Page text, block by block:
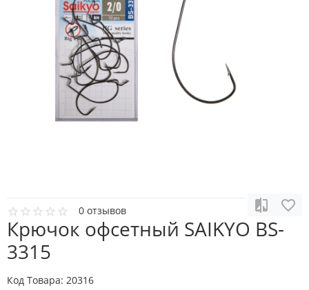
0 отзывов
Крючок офсетный SAIKYO BS-
3315
Код Товара: 20316